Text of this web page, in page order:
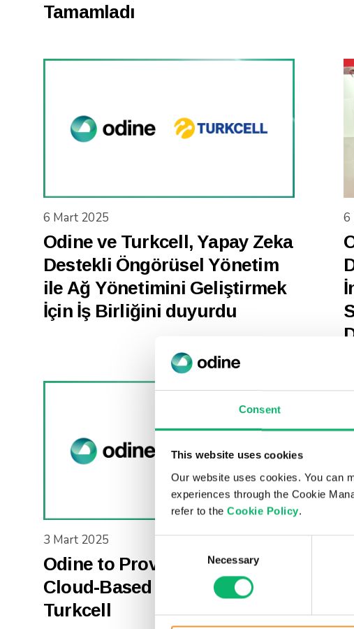
Consent
This website uses cookies
Our website uses cookies. You can
experiences through the Cookie
refer to the Cookie Policy.
Necessary
Tamamladı
6 Mart 2025
Odine ve Turkcell, Yapay Zeka
Destekli Öngörüsel Yönetim
ile Ağ Yönetimini Geliştirmek
İçin İş Birliğini duyurdu
6
3 Mart 2025
Odine to Provide Advanced
Cloud-Based Provisioning for
Turkcell